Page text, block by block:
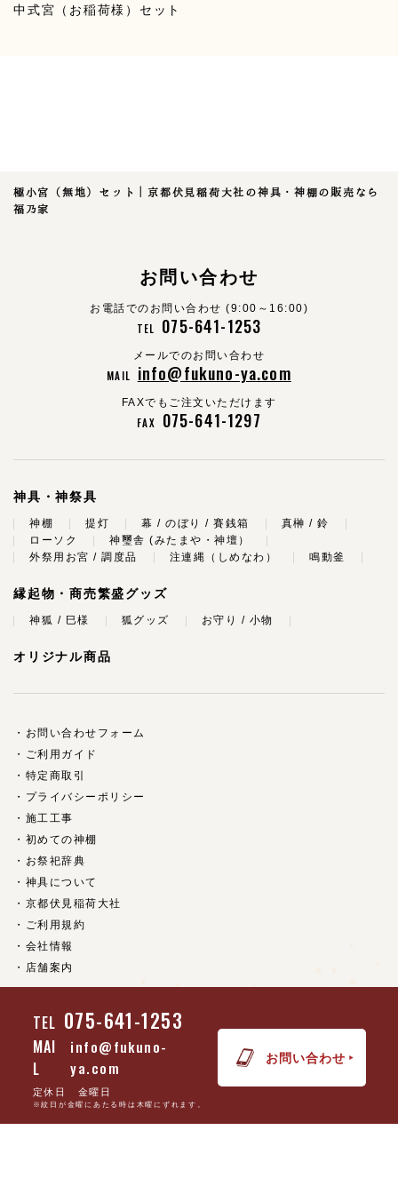
中式宮（お稲荷様）セット
極小宮（無地）セット｜京都伏見稲荷大社の神具・神棚の販売なら
福乃家
お問い合わせ
お電話でのお問い合わせ (9:00～16:00)
TEL 075-641-1253
メールでのお問い合わせ
MAIL info@fukuno-ya.com
FAXでもご注文いただけます
FAX 075-641-1297
神具・神祭具
神棚 提灯 幕 / のぼり / 賽銭箱
真榊 / 鈴
ローソク
神璽舎 (みたまや・神壇）
外祭用お宮 / 調度品
注連縄（しめなわ） 鳴動釜
縁起物・商売繁盛グッズ
神狐 / 巳様 狐グッズ お守り / 小物
オリジナル商品
お問い合わせフォーム
ご利用ガイド
特定商取引
プライバシーポリシー
施工工事
初めての神棚
お祭祀辞典
神具について
京都伏見稲荷大社
ご利用規約
会社情報
店舗案内
(c) 京都 神具・神棚の販売【福乃家】 all rights reserved.
TEL 075-641-1253
MAI
L
info@fukuno-
ya.com
定休日 金曜日
※紋日が金曜にあたる時は木曜にずれます。
お問い合わせ